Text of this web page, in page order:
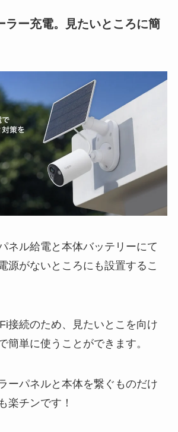
ラー充電。見たいところに簡
ネル給電と本体バッテリーにて
源がないところにも設置するこ
接続のため、見たいとこを向け
簡単に使うことができます。
ーパネルと本体を繋ぐものだけ
楽チンです！